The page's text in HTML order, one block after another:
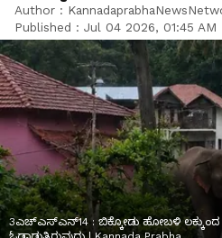
Author :
Published : Jul 04 2026, 01:45 AM
3ಎಚ್ಎಸ್ಎನ್14 : ಬಿಕ್ಕೋಡು ಹೋಬಳಿ ಲಕ್ಕುಂದ